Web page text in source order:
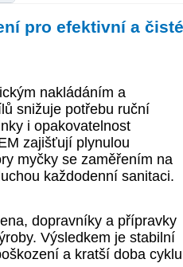
pro efektivní a čisté
nakládáním a
snižuje potřebu ruční
i opakovatelnost
zajišťují plynulou
myčky se zaměřením na
každodenní sanitaci.
dopravníky a přípravky
Výsledkem je stabilní
a kratší doba